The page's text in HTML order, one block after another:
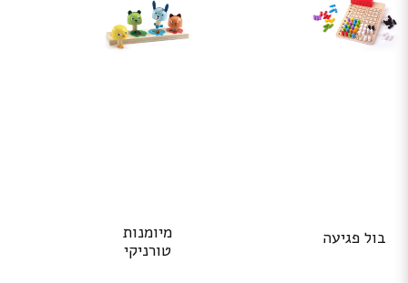
בול פגיעה
מיומנות
טורניקי